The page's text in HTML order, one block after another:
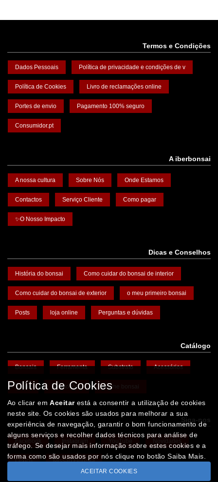
Termos e Condições
Dados Pessoais Política de privacidade e condições de v
Política de Cookies Livro de reclamações online
Portes de envio Pagamento 100% seguro
Consumidor.pt
A iberbonsai
A nossa cultura Sobre Nós Onde Estamos
Contactos Serviço Cliente Como pagar
✨O Nosso Impacto
Dicas e Conselhos
História do bonsai Como cuidar do bonsai de interior
Como cuidar do bonsai de exterior o meu primeiro bonsai
Posts loja online Perguntas e dúvidas
Catálogo
Bonsais Ferramenta Substrato Acessórios
Vasos Promoções Arame bonsai
Siga-nos
Facebook Instagram YouTube Novidades
Léxico Missão Floresta
Política de Cookies
Ao clicar emAceitarestá a consentir a utilização de cookies
neste site. Os cookies são usados para melhorar a sua
experiência de navegação, garantir o bom funcionamento de
alguns serviços e recolher dados técnicos para análise de
tráfego. Se desejar mais informação sobre estes cookies e a
forma como são usados por nós clique no botão Saiba Mais.
ACEITAR COOKIES